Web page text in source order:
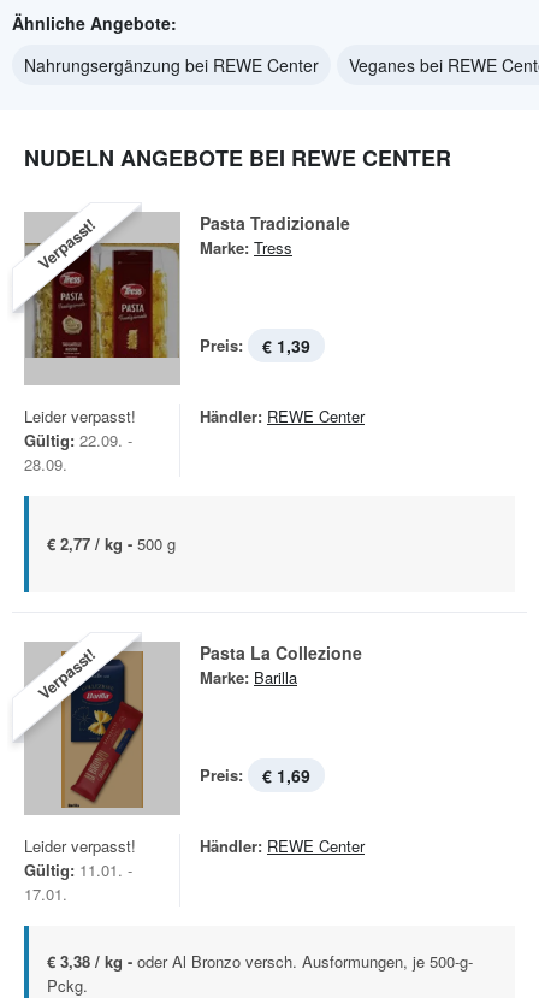
Ähnliche Angebote:
Nahrungsergänzung bei REWE Center
Veganes bei REWE
NUDELN ANGEBOTE BEI REWE CENTER
Verpasst! Pasta Tradizionale
Marke: Tress
Preis: € 1,39
Leider verpasst!
Gültig: 22.09. -
28.09.
Händler: REWE Center
€ 2,77 / kg - 500 g
Verpasst! Pasta La Collezione
Marke: Barilla
Preis: € 1,69
Leider verpasst!
Gültig: 11.01. -
17.01.
Händler: REWE Center
€ 3,38 / kg - oder Al Bronzo versch. Ausformungen, je 500-g-
Pckg.